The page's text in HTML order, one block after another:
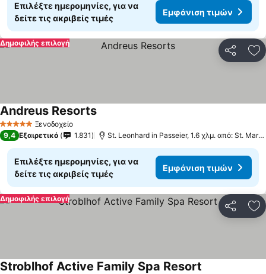
Επιλέξτε ημερομηνίες, για να
δείτε τις ακριβείς τιμές
Εμφάνιση τιμών
Δημοφιλής επιλογή
5 Αστέρια Ξενοδοχείο
Andreus Resorts
9,4 Εξαιρετικό 1.831 St. Leonhard in Passeier, 1.6 χλμ. από: St. Martin in Passeier
Επιλέξτε ημερομηνίες, για να
δείτε τις ακριβείς τιμές
Εμφάνιση τιμών
Δημοφιλής επιλογή
Stroblhof Active Family Spa Resort